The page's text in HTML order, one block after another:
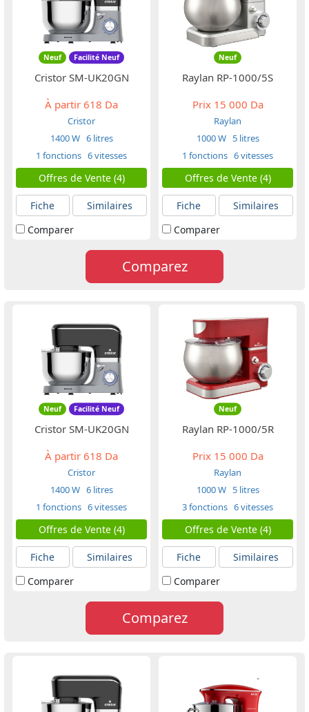
Neuf Facilité Neuf
Cristor SM-UK20GN
À partir 618 Da
Cristor
1400 W 6 litres
1 fonctions 6 vitesses
Offres de Vente (4)
Fiche
Similaires
Comparer
Neuf
Raylan RP-1000/5S
Prix15 000 Da
Raylan
1000 W 5 litres
1 fonctions 6 vitesses
Offres de Vente (4)
Fiche
Similaires
Comparer
Comparez
Neuf Facilité Neuf
Cristor SM-UK20GN
À partir 618 Da
Cristor
1400 W 6 litres
1 fonctions 6 vitesses
Offres de Vente (4)
Fiche
Similaires
Comparer
Neuf
Raylan RP-1000/5R
Prix15 000 Da
Raylan
1000 W 5 litres
3 fonctions 6 vitesses
Offres de Vente (4)
Fiche
Similaires
Comparer
Comparez